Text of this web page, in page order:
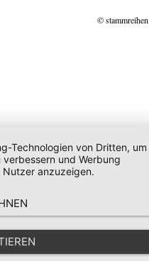
©
Technologien von Dritten, um
und Werbung
anzuzeigen.